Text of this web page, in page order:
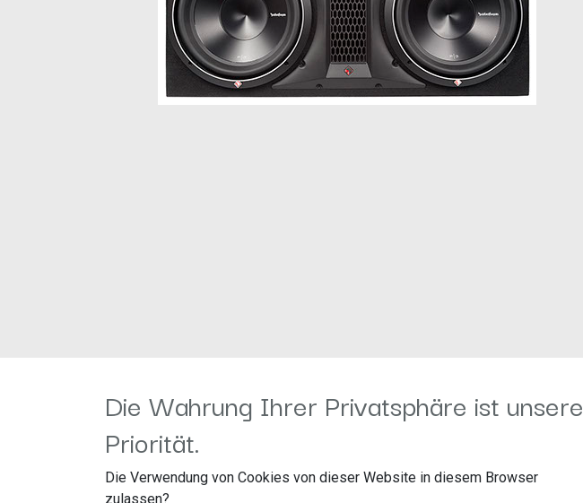
1 Ω, 38,4 x 86 x 40 cm
MERKMALE
Die Wahrung Ihrer Privatsphäre ist unsere
Priorität.
Die Verwendung von Cookies von dieser Website in diesem Browser
zulassen?